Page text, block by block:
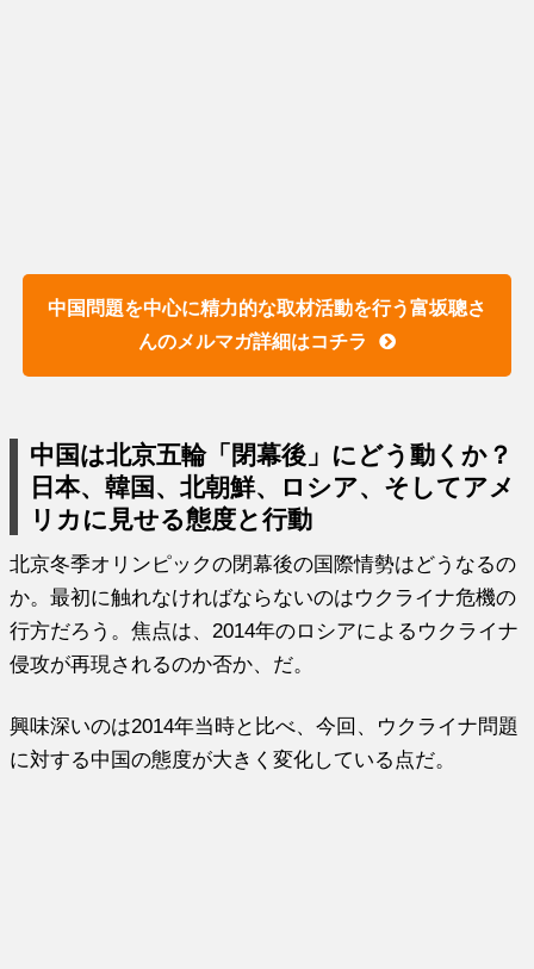
中国問題を中心に精力的な取材活動を行う富坂聰さ
んのメルマガ詳細はコチラ
中国は北京五輪「閉幕後」にどう動くか？
日本、韓国、北朝鮮、ロシア、そしてアメ
リカに見せる態度と行動
北京冬季オリンピックの閉幕後の国際情勢はどうなるの
か。最初に触れなければならないのはウクライナ危機の
行方だろう。焦点は、2014年のロシアによるウクライナ
侵攻が再現されるのか否か、だ。
興味深いのは2014年当時と比べ、今回、ウクライナ問題
に対する中国の態度が大きく変化している点だ。